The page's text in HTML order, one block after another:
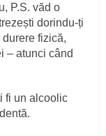
P.S. văd o
dorindu-ți
fizică,
– atunci când
fi un alcoolic